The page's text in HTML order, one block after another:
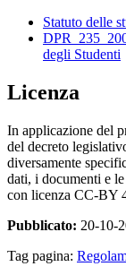
Statuto delle
degli Studenti
Licenza
In applicazione del
del decreto
diversamente
dati, i documenti e
con licenza CC-BY
Pubblicato: 20-10-
Tag pagina: